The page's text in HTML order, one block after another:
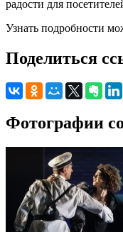
радости для
Узнать подробности
Поделиться
Фотографии